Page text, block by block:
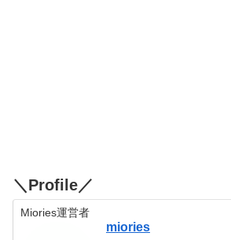
＼Profile／
Miories運営者
miories